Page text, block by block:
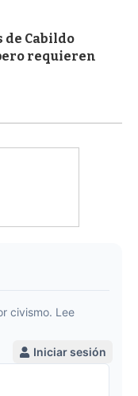
de Cabildo
requieren